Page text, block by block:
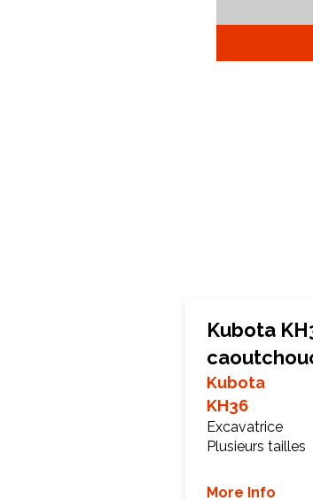
Kubota
Kubota
KH36
Excavatrice
Plusieurs tailles
More Info